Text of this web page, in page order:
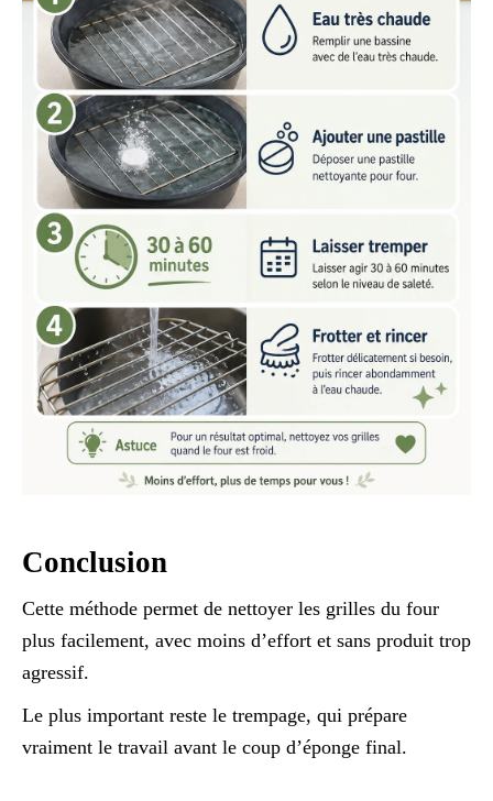
Conclusion
Cette méthode permet de nettoyer les grilles du four
plus facilement, avec moins d’effort et sans produit trop
agressif.
Le plus important reste le trempage, qui prépare
vraiment le travail avant le coup d’éponge final.